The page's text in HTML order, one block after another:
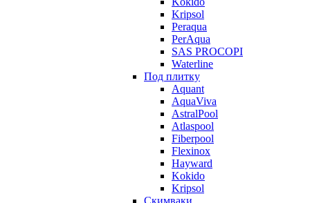
Kripsol
Peraqua
PerAqua
SAS PROCOPI
Waterline
Под плитку
Aquant
AquaViva
AstralPool
Atlaspool
Fiberpool
Flexinox
Hayward
Kokido
Kripsol
Скимваки